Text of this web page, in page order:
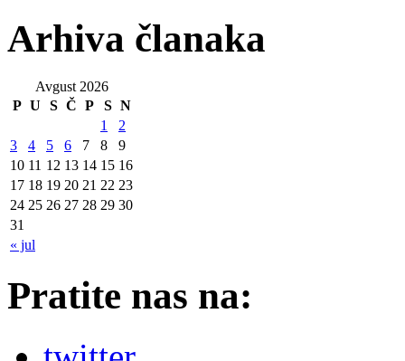
Arhiva članaka
Avgust 2026
P U S Č P S N
« jul
1
2
3
4 5 6 7 8
9
10 11 12 13 14 15 16
17 18 19 20 21 22 23
24 25 26 27 28 29 30
31
Pratite nas na: